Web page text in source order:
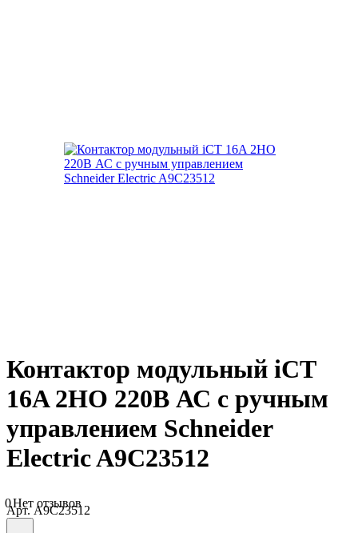
Контактор модульный iCT
16A 2НО 220В АС с ручным
управлением Schneider
Electric A9C23512
0Нет отзывов
Арт.A9C23512